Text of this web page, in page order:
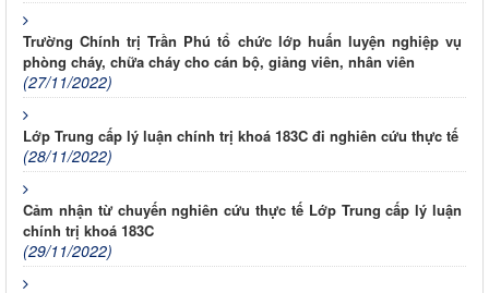
Trường Chính trị Trần Phú tổ chức lớp huấn luyện nghiệp vụ
phòng cháy, chữa cháy cho cán bộ, giảng viên, nhân viên
(27/11/2022)
Lớp Trung cấp lý luận chính trị khoá 183C đi nghiên cứu thực tế
(28/11/2022)
Cảm nhận từ chuyến nghiên cứu thực tế Lớp Trung cấp lý luận
chính trị khoá 183C
(29/11/2022)